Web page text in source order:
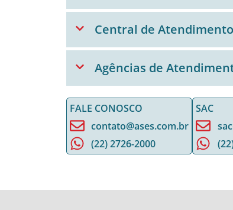
Central de
Agências de
FALE CONOSCO
contato@ases.com.br
(22) 2726-2000
SAC